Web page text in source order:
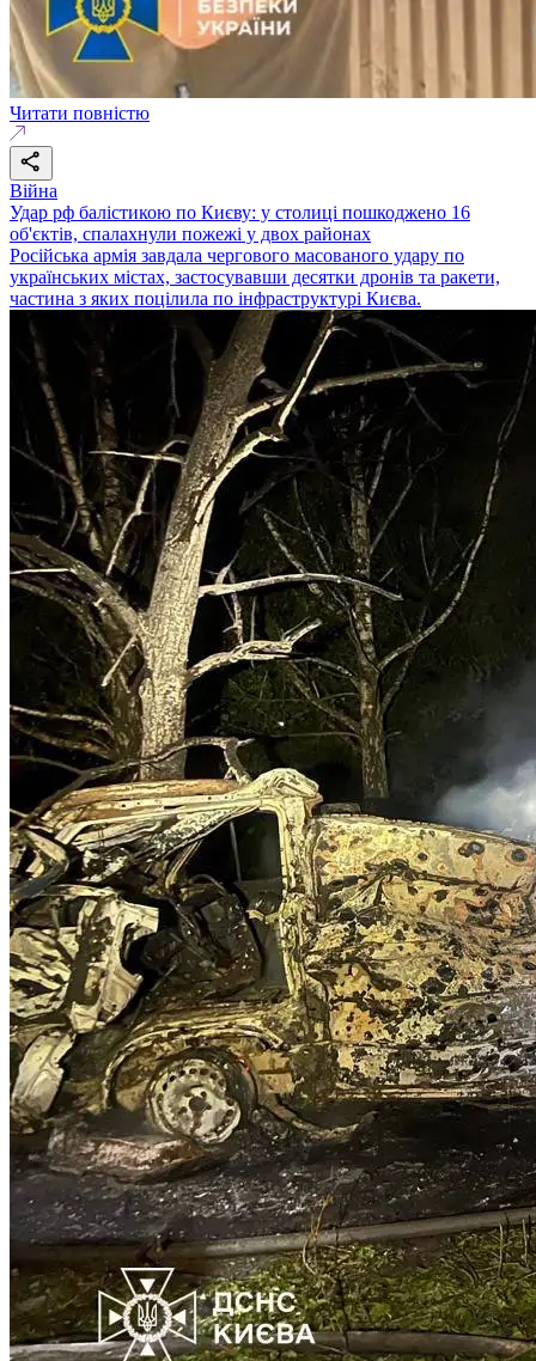
Читати повністю
Війна
Удар рф балістикою по Києву: у столиці пошкоджено 16
об'єктів, спалахнули пожежі у двох районах
Російська армія завдала чергового масованого удару по
українських містах, застосувавши десятки дронів та ракети,
частина з яких поцілила по інфраструктурі Києва.